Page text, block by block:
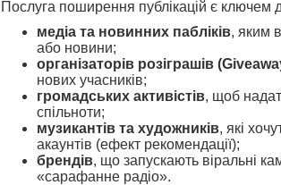
Послуга поширення публікацій є ключем
медіа та новинних пабліків, яким
або новини;
організаторів розіграшів
нових учасників;
громадських активістів, щоб
спільноти;
музикантів та художників, які
акаунтів (ефект рекомендації);
брендів, що запускають віральні
«сарафанне радіо».